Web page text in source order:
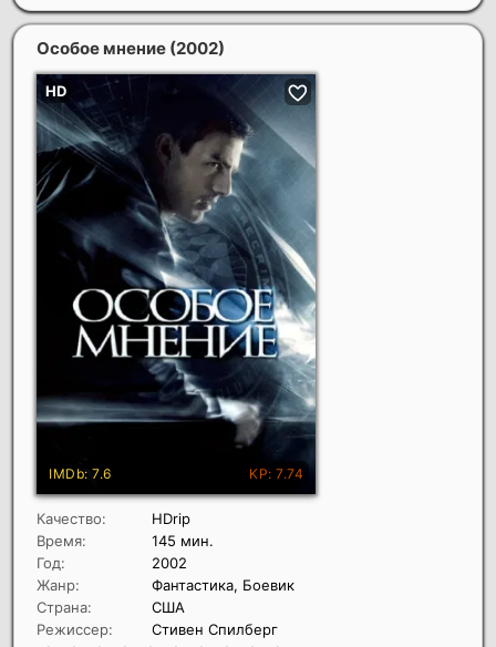
Особое мнение (2002)
Качество:
HDrip
Время:
145 мин.
Год:
2002
Жанр:
Фантастика, Боевик
Страна:
США
Режиссер:
Стивен Спилберг